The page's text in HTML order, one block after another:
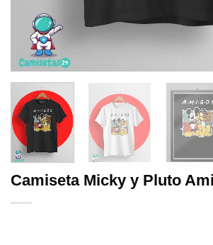
Camiseta Micky y Pluto